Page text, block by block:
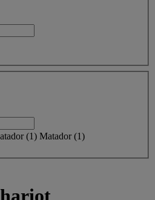
(1) Matador(1)